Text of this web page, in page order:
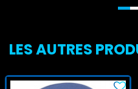
LES AUTRES